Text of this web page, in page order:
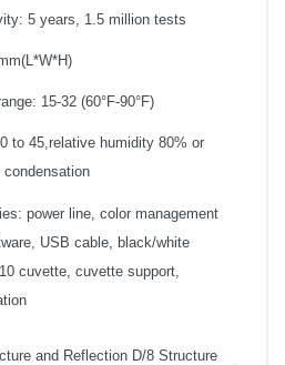
5 years, 1.5 million tests
15-32 (60°F-90°F)
to 45,relative humidity 80% or
condensation
power line, color management
USB cable, black/white
cuvette, cuvette support,
and Reflection D/8 Structure